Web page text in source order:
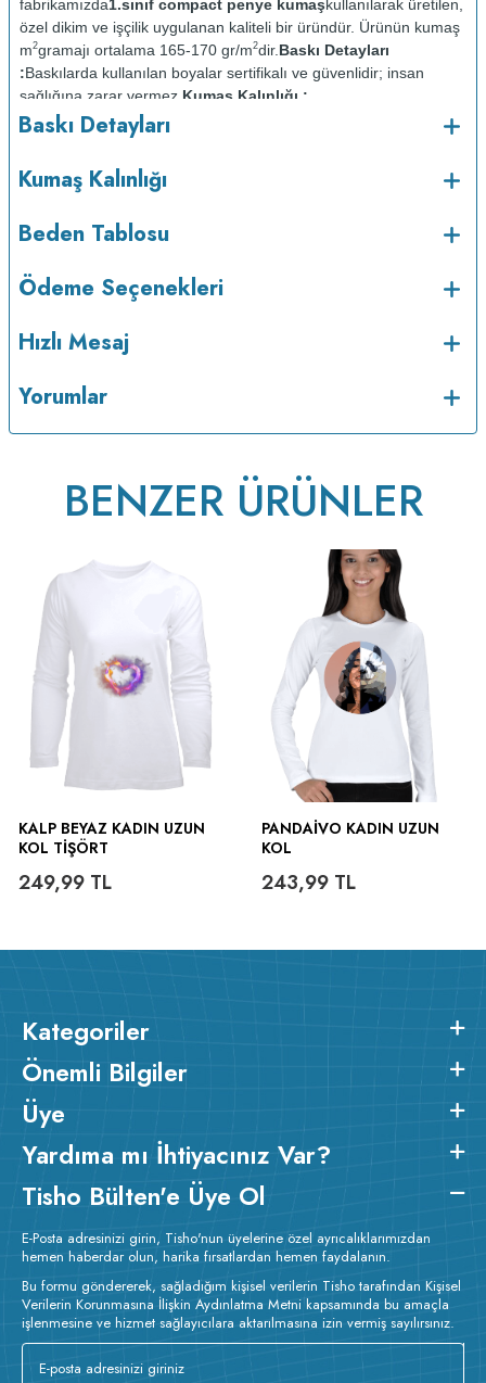
fabrikamızda1.sınıf compact penye kumaşkullanılarak üretilen,
özel dikim ve işçilik uygulanan kaliteli bir üründür. Ürünün kumaş
m2gramajı ortalama 165-170 gr/m2dir. Baskı Detayları
:Baskılarda kullanılan boyalar sertifikalı ve güvenlidir; insan
sağlığına zarar vermez. Kumaş Kalınlığı :
yapılmaz.
Kurutma makinesinde kurutulmaz. Orta ısıda ve tersten
ütülenir.
Baskı Detayları
Kumaş Kalınlığı
Beden Tablosu
Ödeme Seçenekleri
Hızlı Mesaj
Yorumlar
BENZER ÜRÜNLER
KALP BEYAZ KADIN UZUN
KOL TIŞÖRT
249,99 TL
PANDAIVO KADIN UZUN
KOL
243,99TL
Kategoriler
Önemli Bilgiler
Üye
Yardıma mı İhtiyacınız Var?
Tisho Bülten'e Üye Ol
E-Posta adresinizi girin, Tisho'nun üyelerine özel ayrıcalıklarımızdan
hemen haberdar olun, harika fırsatlardan hemen faydalanın.
Bu formu göndererek, sağladığım kişisel verilerin Tisho tarafından Kişisel
Verilerin Korunmasına İlişkin Aydınlatma Metni kapsamında bu amaçla
işlenmesine ve hizmet sağlayıcılara aktarılmasına izin vermiş sayılırsınız.